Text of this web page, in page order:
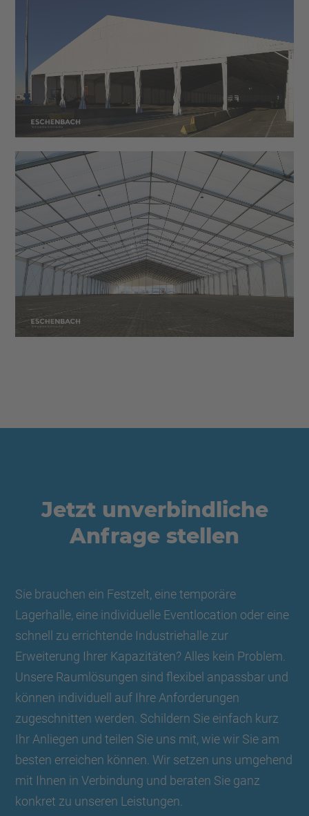
Jetzt unverbindliche
Anfrage stellen
Sie brauchen ein Festzelt, eine temporäre
Lagerhalle, eine individuelle Eventlocation oder eine
schnell zu errichtende Industriehalle zur
Erweiterung Ihrer Kapazitäten? Alles kein Problem.
Unsere Raumlösungen sind flexibel anpassbar und
können individuell auf Ihre Anforderungen
zugeschnitten werden. Schildern Sie einfach kurz
Ihr Anliegen und teilen Sie uns mit, wie wir Sie am
besten erreichen können. Wir setzen uns umgehend
mit Ihnen in Verbindung und beraten Sie ganz
konkret zu unseren Leistungen.